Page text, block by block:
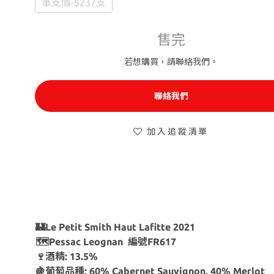
單支價-$237支
售完
若想購買，請聯絡我們。
聯絡我們
加入追蹤清單
🏰Le Petit Smith Haut Lafitte 2021
🗺Pessac Leognan 編號FR617
🍷酒精: 13.5%
🍇葡萄品種: 60% Cabernet Sauvignon, 40% Merlot